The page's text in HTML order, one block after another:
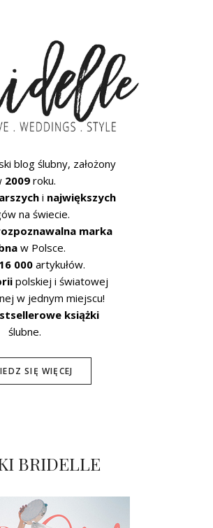
blog ślubny, założony
2009 roku.
i największych
na świecie.
marka
w Polsce.
16 000artykułów.
polskiej i światowej
w jednym miejscu!
książki
ślubne.
SIĘ WIĘCEJ
BRIDELLE